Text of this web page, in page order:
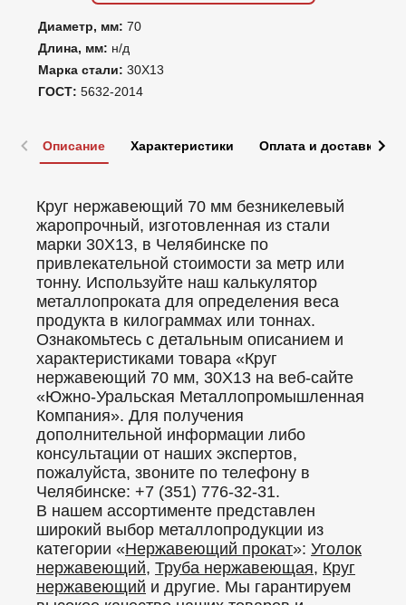
Диаметр, мм: 70
Длина, мм: н/д
Марка стали: 30Х13
ГОСТ: 5632-2014
Описание Характеристики Оплата и доставка
Круг нержавеющий 70 мм безникелевый
жаропрочный, изготовленная из стали
марки 30Х13, в Челябинске по
привлекательной стоимости за метр или
тонну. Используйте наш калькулятор
металлопроката для определения веса
продукта в килограммах или тоннах.
Ознакомьтесь с детальным описанием и
характеристиками товара «Круг
нержавеющий 70 мм, 30Х13 на веб-сайте
«Южно-Уральская Металлопромышленная
Компания». Для получения
дополнительной информации либо
консультации от наших экспертов,
пожалуйста, звоните по телефону в
Челябинске: +7 (351) 776-32-31.
В нашем ассортименте представлен
широкий выбор металлопродукции из
категории «Нержавеющий прокат»: Уголок
нержавеющий, Труба нержавеющая, Круг
нержавеющий и другие. Мы гарантируем